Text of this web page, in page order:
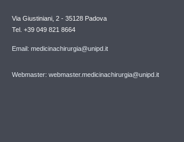
Via Giustiniani, 2 - 35128 Padova
Tel. +39 049 821 8664
Email: medicinachirurgia@unipd.it
Webmaster: webmaster.medicinachirurgia@unipd.it